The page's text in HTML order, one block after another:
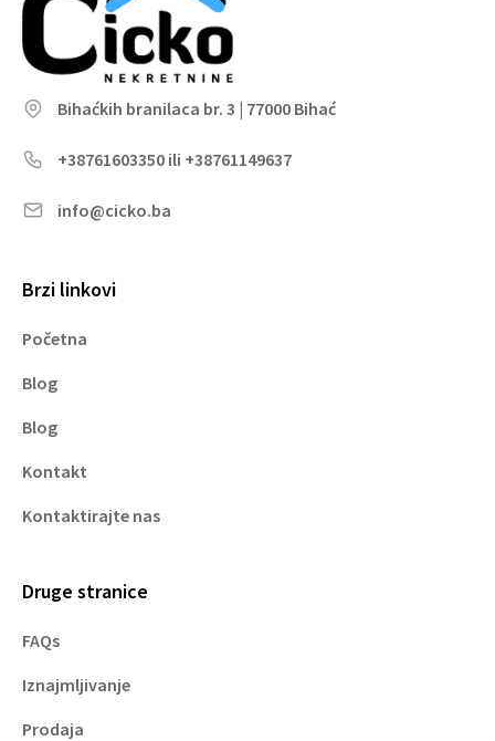
Bihaćkih branilaca br. 3 | 77000 Bihać
+38761603350 ili +38761149637
info@cicko.ba
Brzi linkovi
Početna
Blog
Blog
Kontakt
Kontaktirajte nas
Druge stranice
FAQs
Iznajmljivanje
Prodaja